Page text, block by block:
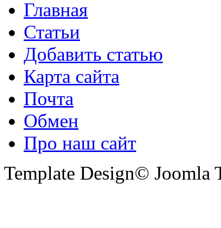
Главная
Статьи
Добавить статью
Карта сайта
Почта
Обмен
Про наш сайт
Template Design© Joomla